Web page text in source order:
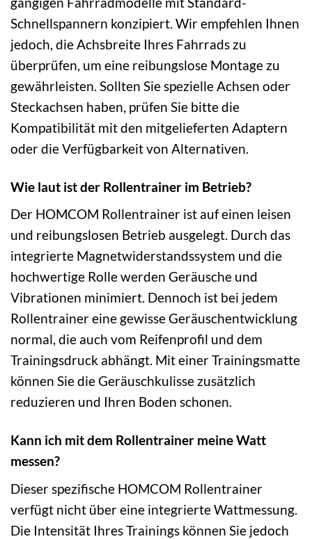
Schnellspannern konzipiert. Wir empfehlen Ihnen
jedoch, die Achsbreite Ihres Fahrrads zu
überprüfen, um eine reibungslose Montage zu
gewährleisten. Sollten Sie spezielle Achsen oder
Steckachsen haben, prüfen Sie bitte die
Kompatibilität mit den mitgelieferten Adaptern
oder die Verfügbarkeit von Alternativen.
Wie laut ist der Rollentrainer im Betrieb?
Der HOMCOM Rollentrainer ist auf einen leisen
und reibungslosen Betrieb ausgelegt. Durch das
integrierte Magnetwiderstandssystem und die
hochwertige Rolle werden Geräusche und
Vibrationen minimiert. Dennoch ist bei jedem
Rollentrainer eine gewisse Geräuschentwicklung
normal, die auch vom Reifenprofil und dem
Trainingsdruck abhängt. Mit einer Trainingsmatte
können Sie die Geräuschkulisse zusätzlich
reduzieren und Ihren Boden schonen.
Kann ich mit dem Rollentrainer meine Watt
messen?
Dieser spezifische HOMCOM Rollentrainer
verfügt nicht über eine integrierte Wattmessung.
Die Intensität Ihres Trainings können Sie jedoch